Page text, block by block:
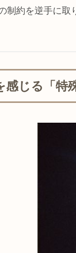
制約を逆手に
感じる「特